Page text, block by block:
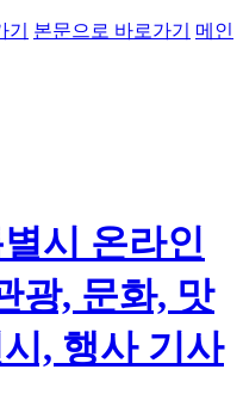
본문으로 바로가기
메인